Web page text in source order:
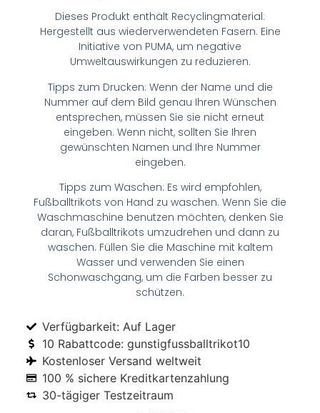
Dieses Produkt enthält Recyclingmaterial:
Hergestellt aus wiederverwendeten Fasern. Eine
Initiative von PUMA, um negative
Umweltauswirkungen zu reduzieren.
Tipps zum Drucken: Wenn der Name und die
Nummer auf dem Bild genau Ihren Wünschen
entsprechen, müssen Sie sie nicht erneut
eingeben. Wenn nicht, sollten Sie Ihren
gewünschten Namen und Ihre Nummer
eingeben.
Tipps zum Waschen: Es wird empfohlen,
Fußballtrikots von Hand zu waschen. Wenn Sie die
Waschmaschine benutzen möchten, denken Sie
daran, Fußballtrikots umzudrehen und dann zu
waschen. Füllen Sie die Maschine mit kaltem
Wasser und verwenden Sie einen
Schonwaschgang, um die Farben besser zu
schützen.
Verfügbarkeit: Auf Lager
10 Rabattcode: gunstigfussballtrikot10
Kostenloser Versand weltweit
100 % sichere Kreditkartenzahlung
30-tägiger Testzeitraum